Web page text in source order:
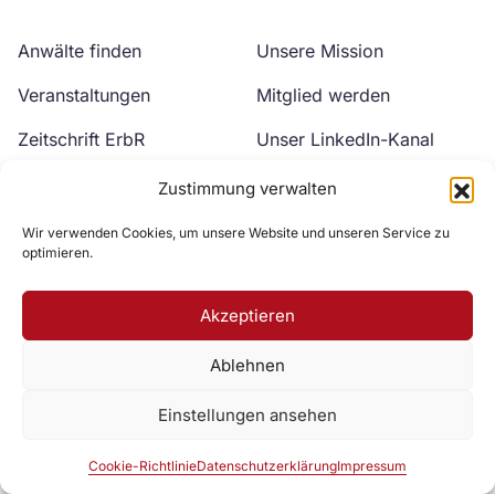
Zustimmung verwalten
Wir verwenden Cookies, um unsere Website und unseren Service zu
optimieren.
Akzeptieren
Ablehnen
Einstellungen ansehen
Cookie-RichtlinieDatenschutzerklärungImpressum
Anwälte finden
Veranstaltungen
Zeitschrift ErbR
Unsere Mission
Mitglied werden
Unser LinkedIn-Kanal
Unser YouTube-Kanal
Zur DAV Webseite